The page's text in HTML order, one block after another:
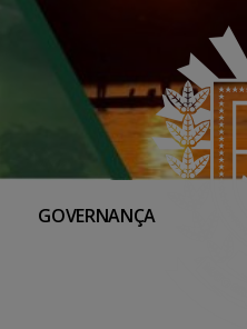
GOVERNANÇA